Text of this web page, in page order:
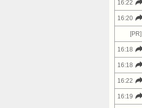
16:22
16:20
[PR]
16:18
16:18
16:22
16:19